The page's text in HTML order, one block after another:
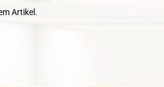
Artikel.